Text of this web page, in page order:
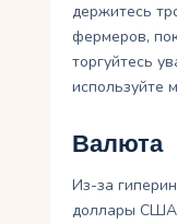
держитесь
фермеров,
торгуйтесь
используйте
Валюта
Из-за
доллары США